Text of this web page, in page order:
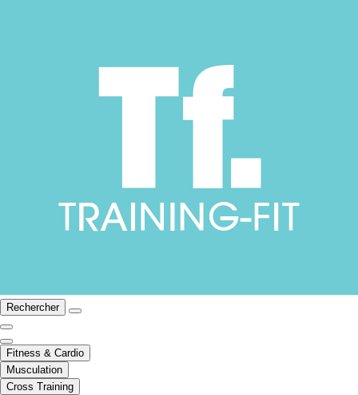
Rechercher
Fitness & Cardio
Musculation
Cross Training